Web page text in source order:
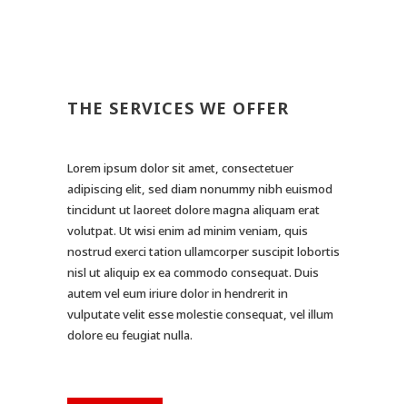
THE SERVICES WE OFFER
Lorem ipsum dolor sit amet, consectetuer
adipiscing elit, sed diam nonummy nibh euismod
tincidunt ut laoreet dolore magna aliquam erat
volutpat. Ut wisi enim ad minim veniam, quis
nostrud exerci tation ullamcorper suscipit lobortis
nisl ut aliquip ex ea commodo consequat. Duis
autem vel eum iriure dolor in hendrerit in
vulputate velit esse molestie consequat, vel illum
dolore eu feugiat nulla.